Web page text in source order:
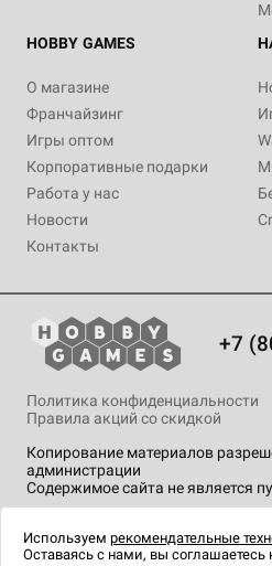
HOBBY GAMES
О магазине
Франчайзинг
Игры оптом
Корпоративные подарки
Работа у нас
Новости
Контакты
+7
Копирование материалов
администрации
Содержимое сайта не является
Политика конфиденциальности
Правила акций со скидкой
технологии .
Используем рекомендательные
Оставаясь с нами, вы соглашаетесь